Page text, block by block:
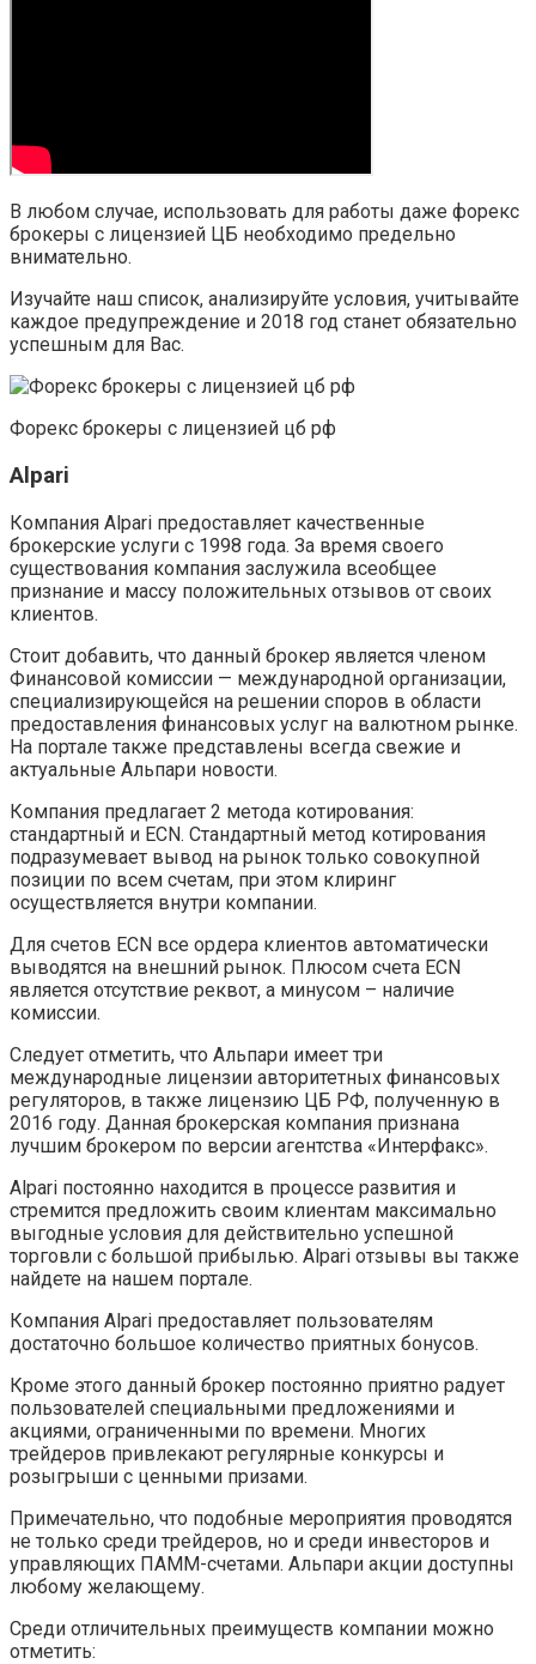
В любом случае, использовать для работы даже форекс
брокеры с лицензией ЦБ необходимо предельно
внимательно.
Изучайте наш список, анализируйте условия, учитывайте
каждое предупреждение и 2018 год станет обязательно
успешным для Вас.
Форекс брокеры с лицензией цб рф
Alpari
Компания Alpari предоставляет качественные
брокерские услуги с 1998 года. За время своего
существования компания заслужила всеобщее
признание и массу положительных отзывов от своих
клиентов.
Стоит добавить, что данный брокер является членом
Финансовой комиссии — международной организации,
специализирующейся на решении споров в области
предоставления финансовых услуг на валютном рынке.
На портале также представлены всегда свежие и
актуальные Альпари новости.
Компания предлагает 2 метода котирования:
стандартный и ECN. Стандартный метод котирования
подразумевает вывод на рынок только совокупной
позиции по всем счетам, при этом клиринг
осуществляется внутри компании.
Для счетов ECN все ордера клиентов автоматически
выводятся на внешний рынок. Плюсом счета ECN
является отсутствие реквот, а минусом – наличие
комиссии.
Следует отметить, что Альпари имеет три
международные лицензии авторитетных финансовых
регуляторов, в также лицензию ЦБ РФ, полученную в
2016 году. Данная брокерская компания признана
лучшим брокером по версии агентства «Интерфакс».
Alpari постоянно находится в процессе развития и
стремится предложить своим клиентам максимально
выгодные условия для действительно успешной
торговли с большой прибылью. Alpari отзывы вы также
найдете на нашем портале.
Компания Alpari предоставляет пользователям
достаточно большое количество приятных бонусов.
Кроме этого данный брокер постоянно приятно радует
пользователей специальными предложениями и
акциями, ограниченными по времени. Многих
трейдеров привлекают регулярные конкурсы и
розыгрыши с ценными призами.
Примечательно, что подобные мероприятия проводятся
не только среди трейдеров, но и среди инвесторов и
управляющих ПАММ-счетами. Альпари акции доступны
любому желающему.
Среди отличительных преимуществ компании можно
отметить: